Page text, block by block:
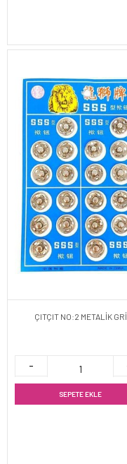
ÇITÇIT NO:2 METALİK GRİ
SEPETE EKLE